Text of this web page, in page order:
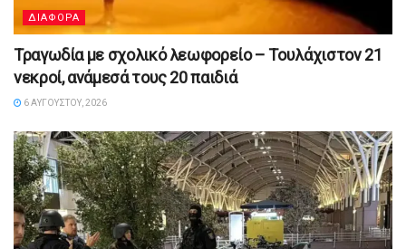
ΔΙΑΦΟΡΑ
Τραγωδία με σχολικό λεωφορείο – Τουλάχιστον 21
νεκροί, ανάμεσά τους 20 παιδιά
6 ΑΥΓΟΎΣΤΟΥ, 2026